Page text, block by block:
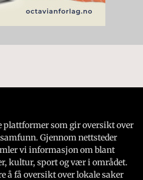
som gir oversikt over
Gjennom nettsteder
vi informasjon om blant
kultur, sport og vær i området.
å få oversikt over lokale saker